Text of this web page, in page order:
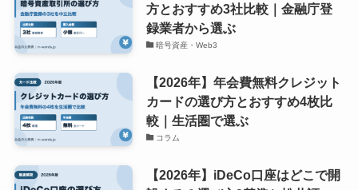
方とおすすめ3社比較｜金融庁登
録業者から選ぶ
暗号資産・Web3
【2026年】年会費無料クレジット
カードの選び方とおすすめ4枚比
較｜生活圏で選ぶ
コラム
【2026年】iDeCo口座はどこで開